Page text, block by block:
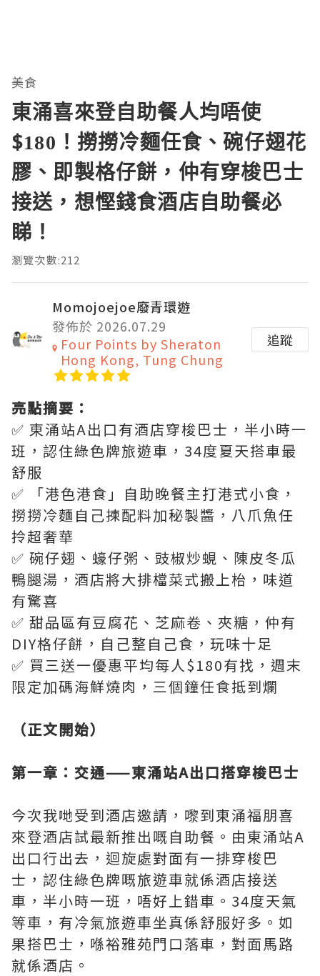
美食
東涌喜來登自助餐人均唔使
$180！撈撈冷麵任食、碗仔翅花
膠、即製格仔餅，仲有穿梭巴士
接送，想慳錢食酒店自助餐必
睇！
瀏覽次數:212
Momojoejoe廢青環遊
發佈於 2026.07.29
Four Points by Sheraton
Hong Kong, Tung Chung
追蹤
亮點摘要：
✅ 東涌站A出口有酒店穿梭巴士，半小時一
班，認住綠色牌旅遊車，34度夏天搭車最
舒服
✅ 「港色港食」自助晚餐主打港式小食，
撈撈冷麵自己揀配料加秘製醬，八爪魚任
拎超奢華
✅ 碗仔翅、蠔仔粥、豉椒炒蜆、陳皮冬瓜
鴨腿湯，酒店將大排檔菜式搬上枱，味道
有驚喜
✅ 甜品區有豆腐花、芝麻卷、夾糖，仲有
DIY格仔餅，自己整自己食，玩味十足
✅ 買三送一優惠平均每人$180有找，週末
限定加碼海鮮燒肉，三個鐘任食抵到爛
（正文開始）
第一章：交通——東涌站A出口搭穿梭巴士
今次我哋受到酒店邀請，嚟到東涌福朋喜
來登酒店試最新推出嘅自助餐。由東涌站A
出口行出去，迴旋處對面有一排穿梭巴
士，認住綠色牌嘅旅遊車就係酒店接送
車，半小時一班，唔好上錯車。34度天氣
等車，有冷氣旅遊車坐真係舒服好多。如
果搭巴士，喺裕雅苑門口落車，對面馬路
就係酒店。